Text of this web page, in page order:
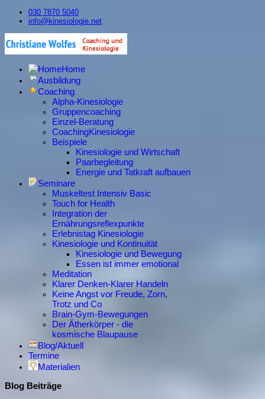
030 7870 5040
info@kinesiologie.net
Home
Ausbildung
Coaching
Alpha-Kinesiologie
Gruppencoaching
Einzel-Beratung
CoachingKinesiologie
Beispiele
Kinesiologie und Wirtschaft
Paarbegleitung
Energie und Tatkraft aufbauen
Seminare
Muskeltest Intensiv Basic
Touch for Health
Integration der
Ernährungsreflexpunkte
Erlebnistag Kinesiologie
Kinesiologie und Kontinuität
Kinesiologie und Bewegung
Essen ist immer emotional
Meditation
Klarer Denken-Klarer Handeln
Keine Angst vor Freude, Zorn,
Trotz und Co
Brain-Gym-Bewegungen
Der Ätherkörper - die
kosmische Blaupause
Blog/Aktuell
Termine
Materialien
Blog Beiträge